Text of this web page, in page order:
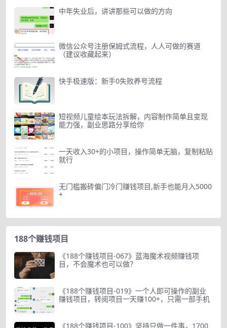
中年失业后，讲讲那些可以做的方向
微信公众号注册保姆式流程，人人可做的赛道
（建议收藏起来）
快手极速版：新手0失败养号流程
短视频儿童绘本玩法拆解，内容制作简单且变现
能力强，副业思路分享给你
一天收入30+的小项目，操作简单无脑，复制粘贴
就行
无门槛搬砖偏门冷门赚钱项目,新手也能月入5000
+
188个赚钱项目
《188个赚钱项目-067》蓝海魔术视频赚钱项
目，不会魔术也可以做？
《188个赚钱项目-019》一个人即可操作的副业
赚钱项目，转阅项目一天赚100+，只需一部手机
《188个赚钱项目-100》坚持只做一件事，1700